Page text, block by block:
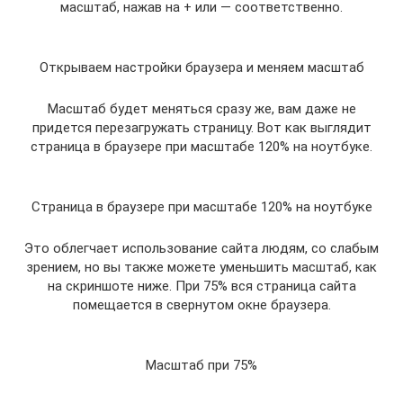
масштаб, нажав на + или — соответственно.
Открываем настройки браузера и меняем масштаб
Масштаб будет меняться сразу же, вам даже не
придется перезагружать страницу. Вот как выглядит
страница в браузере при масштабе 120% на ноутбуке.
Страница в браузере при масштабе 120% на ноутбуке
Это облегчает использование сайта людям, со слабым
зрением, но вы также можете уменьшить масштаб, как
на скриншоте ниже. При 75% вся страница сайта
помещается в свернутом окне браузера.
Масштаб при 75%